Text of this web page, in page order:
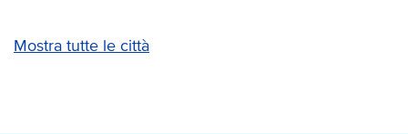
Mostra tutte le città